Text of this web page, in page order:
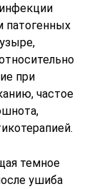
патогенных
при
частое
темное
ушиба